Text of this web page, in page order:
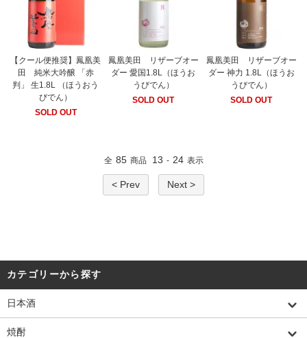
【クール便推奨】鳳凰美
田 純米大吟醸 「赤
判」 生1.8L （ほうおう
びでん）
SOLD OUT
鳳凰美田 リザーブオー
ダー 愛国1.8L（ほうお
うびでん）
SOLD OUT
鳳凰美田 リザーブオー
ダー 神力 1.8L（ほうお
うびでん）
SOLD OUT
全 85 商品 13 - 24 表示
< Prev Next >
カテゴリーから探す
日本酒
焼酎